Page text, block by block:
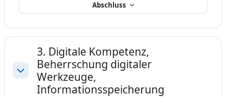
Abschluss
Einklappen
3. Digitale Kompetenz,
Beherrschung digitaler
Werkzeuge,
Informationsspeicherung